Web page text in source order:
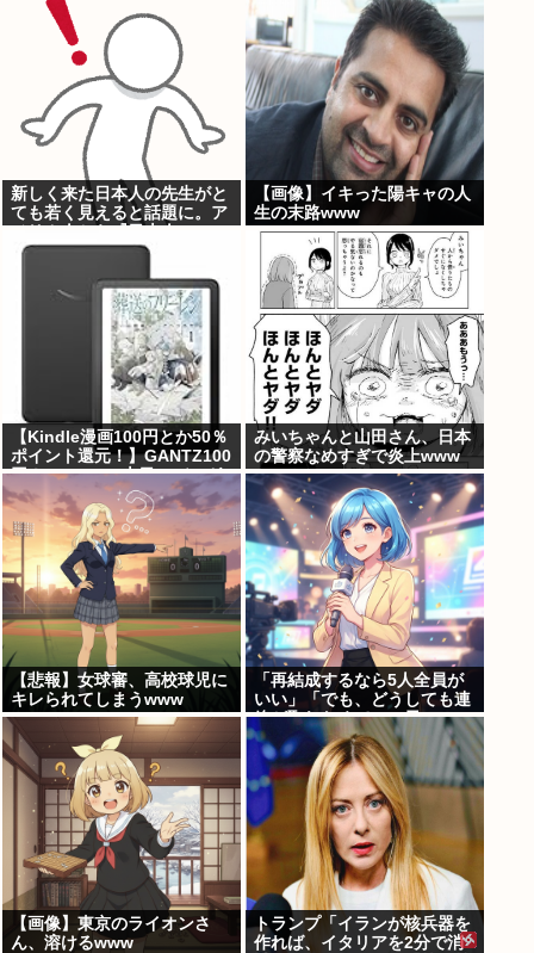
新しく来た日本人の先生がと
ても若く見えると話題に。ア
【画像】イキった陽キャの人
生の末路www
【Kindle漫画100円とか50％
ポイント還元！】GANTZ100
円！Dreams、本日のバーガ
ーがセール中！BUNGO、
Harlem Beat、新テニスの王
子様、グラゼニ、シュート！
新たなる伝説などポイント還
元！
みいちゃんと山田さん、日本
の警察なめすぎで炎上www
【悲報】女球審、高校球児に
キレられてしまうwww
「再結成するなら5人全員が
いい」「でも、どうしても連
絡が取れなくて…」元
ZONE・MIZUHO（38）が明
かす「19年ぶりに芸能界復
帰」した本当の理由
【画像】東京のライオンさ
ん、溶けるwww
トランプ「イランが核兵器を
作れば、イタリアを2分で消